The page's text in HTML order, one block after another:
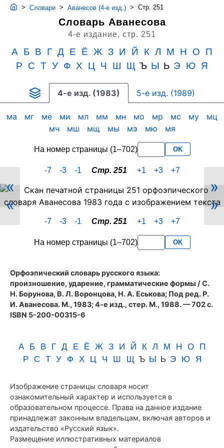
> Словари > Аванесов (4-е изд.) > Стр. 251
Словарь Аванесова
4-е издание, стр. 251
А Б В Г Д Е Ё Ж З И Й К Л М Н О
П
Р
С Т У Ф Х Ц Ч Ш Щ Ъ Ы Ь Э Ю Я
4-е изд. (1983) 5-е изд. (1989)
ма мг ме ми мл мм мн мо мр мс му
мц
мч
мш мщ мы мэ мю мя
На номер страницы (1–702) OK
-7 -3 -1 Стр. 251 +1 +3 +7
Скан
PDF-
страницы
251
Аванесова
«
»
«
»
-7 -3 -1 Стр. 251 +1 +3 +7
На номер страницы (1–702) OK
Орфоэпический словарь русского языка:
произношение, ударение, грамматические формы / С.
Н. Борунова, В. Л. Воронцова, Н. А. Еськова; Под ред. Р.
И. Аванесова. М., 1983; 4-е изд., стер. М., 1988. — 702 с.
ISBN 5-200-00315-6
А Б В Г Д Е Ё Ж З И Й К Л М Н О П
Р С Т У Ф Х Ц Ч Ш Щ Ъ Ы Ь Э Ю Я
Изображение страницы словаря носит
ознакомительный характер и используется в
образовательном процессе. Права на данное издание
принадлежат законным владельцам, включая авторов и
издательство «Русский язык».
Размещение иллюстративных материалов